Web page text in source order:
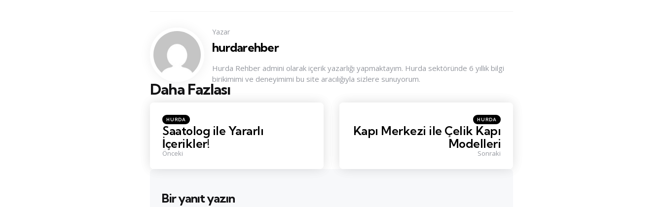
Yazar
hurdarehber
Hurda Rehber admini olarak içerik yazarlığı yapmaktayım. Hurda sektöründe 6 yıllık bilgi
birikimimi ve deneyimimi bu site aracılığıyla sizlere sunuyorum.
Daha Fazlası
Konu
Navigasyonu
Posted
in
HURDA
Saatolog ile Yararlı
İçerikler!
Önceki
Posted
in
HURDA
Kapı Merkezi ile Çelik Kapı
Modelleri
Sonraki
Bir yanıt yazın